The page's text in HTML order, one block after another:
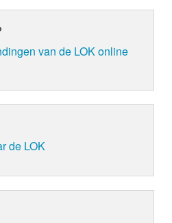
van de LOK online
de LOK